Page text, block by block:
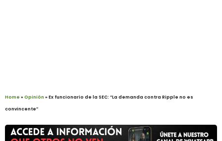
Home »Opinión »Ex funcionario de la SEC: “La demanda contra Ripple no es
convincente”